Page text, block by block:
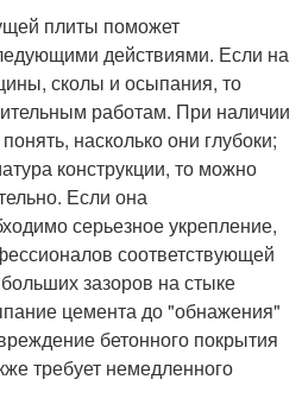
плиты поможет
действиями. Если на
сколы и осыпания, то
работам. При наличии
насколько они глубоки;
конструкции, то можно
Если она
серьезное укрепление,
соответствующей
зазоров на стыке
цемента до "обнажения"
бетонного покрытия
требует немедленного